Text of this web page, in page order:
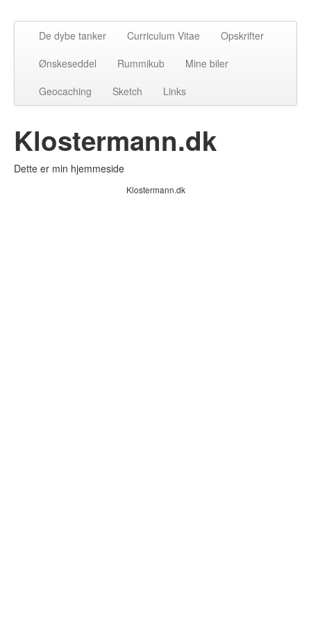
De dybe tanker Curriculum Vitae
Opskrifter
Ønskeseddel
Rummikub
Mine biler
Geocaching
Sketch Links
Klostermann.dk
Dette er min hjemmeside
Klostermann.dk